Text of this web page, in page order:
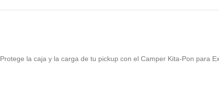
Protege la caja y la carga de tu pickup con el Camper Kita-Pon para